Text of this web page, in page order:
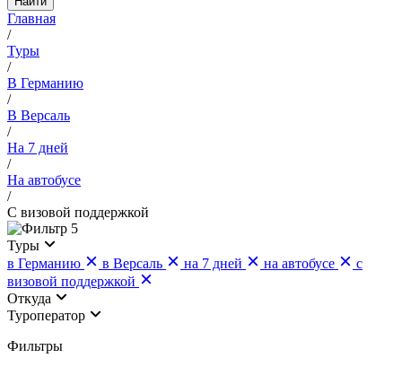
Главная
/
Туры
/
В Германию
/
В Версаль
/
На 7 дней
/
На автобусе
/
С визовой поддержкой
5
Туры
в Германию
в Версаль на 7 дней на автобусе
с
визовой поддержкой
Откуда
Туроператор
Фильтры